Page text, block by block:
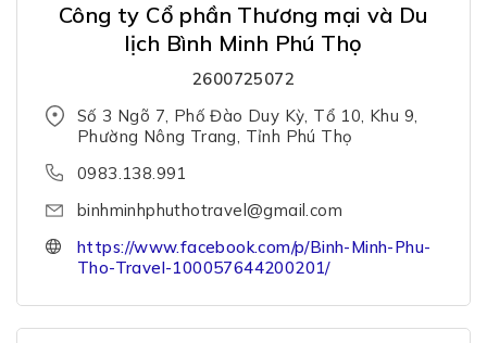
Công ty Cổ phần Thương mại và Du
lịch Bình Minh Phú Thọ
2600725072
Số 3 Ngõ 7, Phố Đào Duy Kỳ, Tổ 10, Khu 9,
Phường Nông Trang, Tỉnh Phú Thọ
0983.138.991
binhminhphuthotravel@gmail.com
https://www.facebook.com/p/Binh-Minh-Phu-
Tho-Travel-100057644200201/